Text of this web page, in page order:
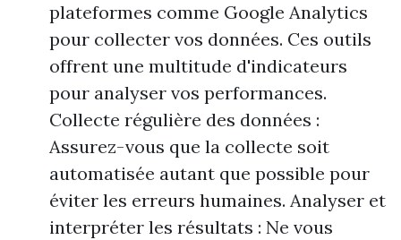
plateformes comme Google Analytics
pour collecter vos données. Ces outils
offrent une multitude d'indicateurs
pour analyser vos performances.
Collecte régulière des données :
Assurez-vous que la collecte soit
automatisée autant que possible pour
éviter les erreurs humaines. Analyser et
interpréter les résultats : Ne vous